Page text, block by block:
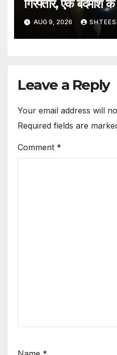
गिरफ्तार, एक बदमाश
Kanpur: Two
Arrested In
One Miscreant
AUG 9, 2026
Leave a Reply
Your email address will
Required fields are
Comment *